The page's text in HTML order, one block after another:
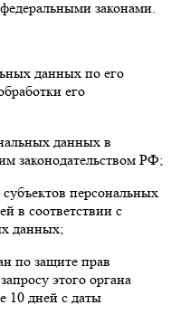
законами.
данных по его
его
данных в
законодательством РФ;
персональных
в соответствии с
данных;
по защите прав
этого органа
10 дней с даты